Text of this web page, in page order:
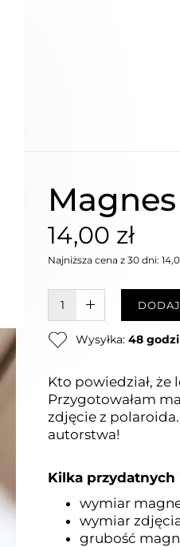
14,00 zł
Najniższa cena z 30 dni:
W KOSZYKU :)
Wysyłka:48
Kto powiedział,
Przygotowałam
zdjęcie z
autorstwa!
Kilka
wymiar
wymiar
grubość